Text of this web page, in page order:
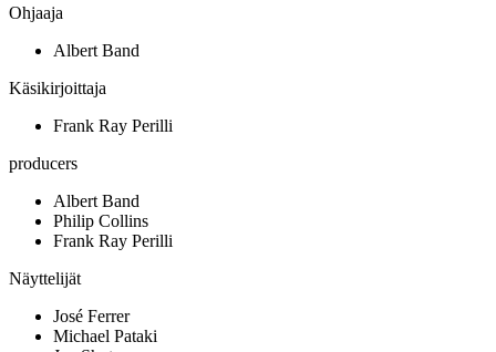
Ohjaaja
Albert Band
Käsikirjoittaja
Frank Ray Perilli
producers
Albert Band
Philip Collins
Frank Ray Perilli
Näyttelijät
José Ferrer
Michael Pataki